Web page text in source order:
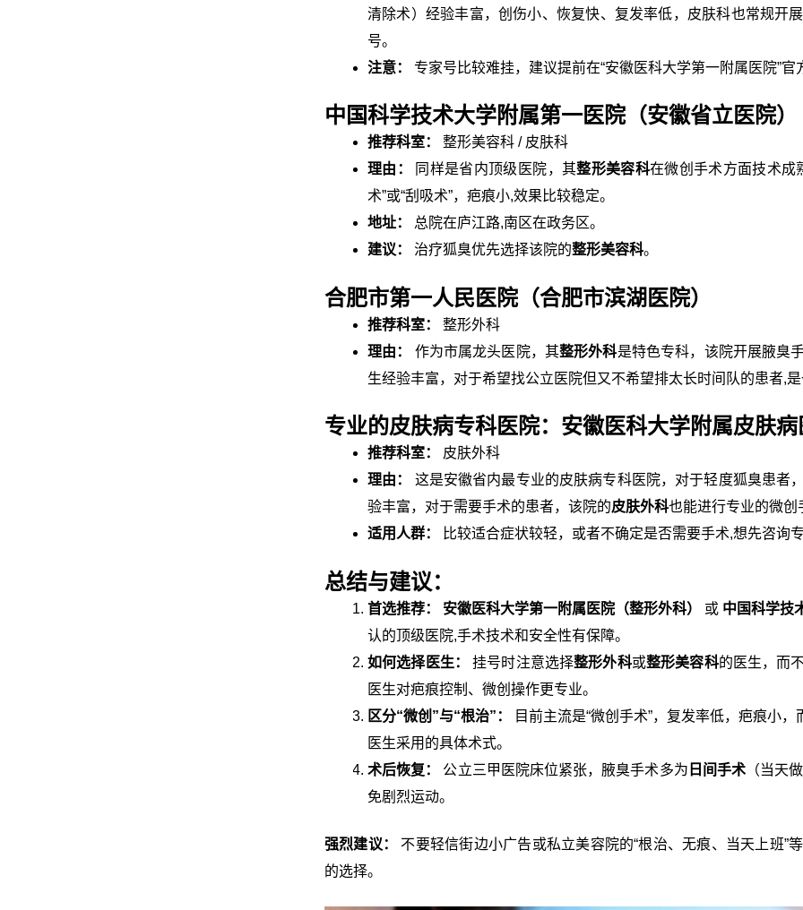
清除术）经验丰富，创伤小、恢复快、复发率低，皮肤科也常规开
号。
注意：
专家号比较难挂，建议提前在“安徽医科大学第一附属医院”
中国科学技术大学附属第一医院（安徽省立医院）
推荐科室：
整形美容科 / 皮肤科
理由：
同样是省内顶级医院，其整形美容科在微创手术方面技术成
术”或“刮吸术”，疤痕小,效果比较稳定。
地址：
总院在庐江路,南区在政务区。
建议：
治疗狐臭优先选择该院的整形美容科。
合肥市第一人民医院（合肥市滨湖医院）
推荐科室：
整形外科
理由：
作为市属龙头医院，其整形外科是特色专科，该院开展腋臭
生经验丰富，对于希望找公立医院但又不希望排太长时间队的患者,
专业的皮肤病专科医院：安徽医科大学附属皮肤
推荐科室：
皮肤外科
理由：
这是安徽省内最专业的皮肤病专科医院，对于轻度狐臭患者
验丰富，对于需要手术的患者，该院的皮肤外科也能进行专业的微创
适用人群：
比较适合症状较轻，或者不确定是否需要手术,想先咨询
总结与建议：
首选推荐： 安徽医科大学第一附属医院（整形外科） 或 中国科学技
认的顶级医院,手术技术和安全性有保障。
如何选择医生：
挂号时注意选择整形外科或整形美容科的医生，而
医生对疤痕控制、微创操作更专业。
区分“微创”与“根治”：
目前主流是“微创手术”，复发率低，疤痕小
医生采用的具体术式。
术后恢复：
公立三甲医院床位紧张，腋臭手术多为 日间手术（当天
免剧烈运动。
强烈建议：
不要轻信街边小广告或私立美容院的“根治、无痕、当天上班
的选择。